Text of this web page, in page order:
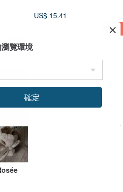
US$ 15.41
覽環境
確定